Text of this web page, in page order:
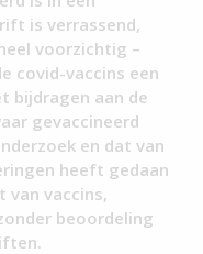
is verrassend,
voorzichtig –
covid-vaccins een
bijdragen aan de
gevaccineerd
en dat van
heeft gedaan
vaccins,
beoordeling